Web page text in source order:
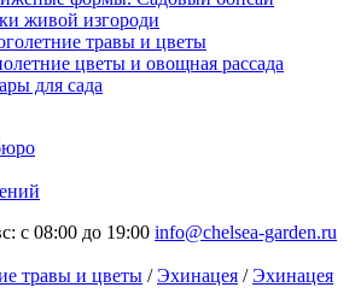
живой изгороди
травы и цветы
цветы и овощная рассада
для сада
с 08:00 до 19:00 info@chelsea-garden.ru
травы и цветы /Эхинацея /Эхинацея